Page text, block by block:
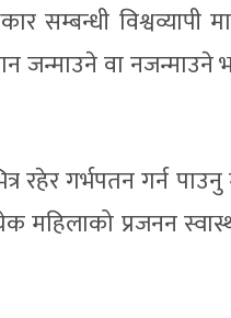
सम्बन्धी विश्वव्यापी
जन्माउने वा नजन्माउने
रहेर गर्भपतन गर्न
महिलाको प्रजनन